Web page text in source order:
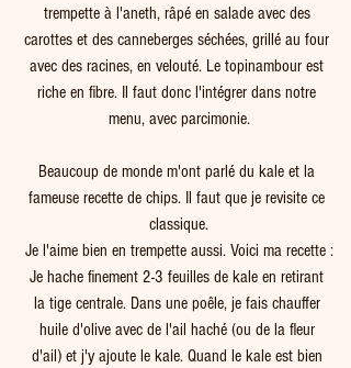
trempette à l'aneth, râpé en salade avec des
carottes et des canneberges séchées, grillé au four
avec des racines, en velouté. Le topinambour est
riche en fibre. Il faut donc l'intégrer dans notre
menu, avec parcimonie.
Beaucoup de monde m'ont parlé du kale et la
fameuse recette de chips. Il faut que je revisite ce
classique.
Je l'aime bien en trempette aussi. Voici ma recette :
Je hache finement 2-3 feuilles de kale en retirant
la tige centrale. Dans une poêle, je fais chauffer
huile d'olive avec de l'ail haché (ou de la fleur
d'ail) et j'y ajoute le kale. Quand le kale est bien